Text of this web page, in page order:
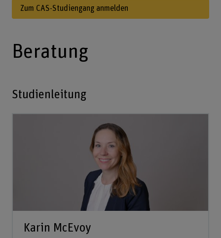
Zum CAS-Studiengang anmelden
Beratung
Studienleitung
Karin McEvoy